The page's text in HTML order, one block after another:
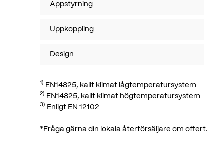
Appstyrning
Uppkoppling
Design
1) EN14825, kallt klimat lågtemperatursystem
2) EN14825, kallt klimat högtemperatursystem
3) Enligt EN 12102
*Fråga gärna din lokala åter­försäljare om offert.